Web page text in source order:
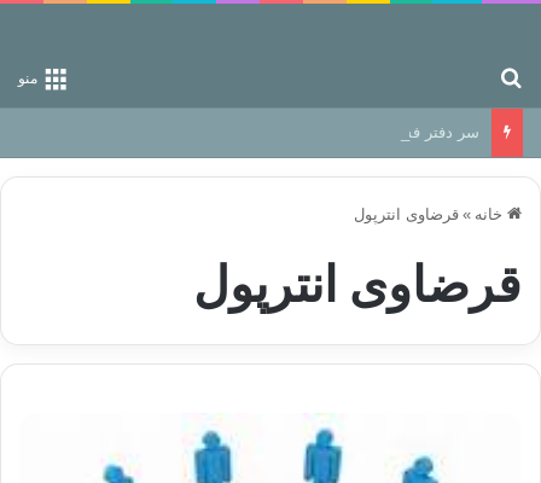
منو
سر دفتر فساد در زمین‌، دوری وکناره‌گیری از راه خداست‌!
خانه » قرضاوی انترپول
قرضاوی انترپول